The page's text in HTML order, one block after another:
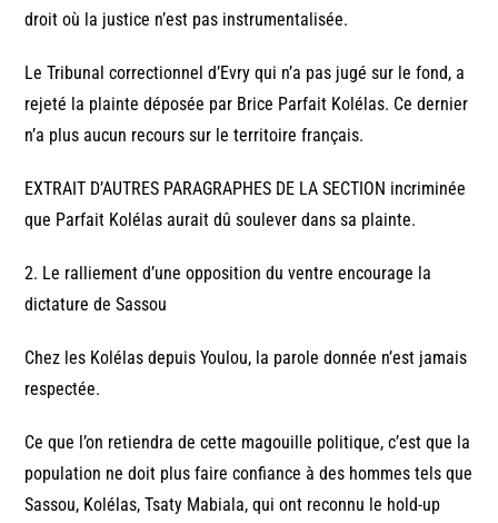
droit où la justice n’est pas instrumentalisée.
Le Tribunal correctionnel d’Evry qui n’a pas jugé sur le fond, a
rejeté la plainte déposée par Brice Parfait Kolélas. Ce dernier
n’a plus aucun recours sur le territoire français.
EXTRAIT D’AUTRES PARAGRAPHES DE LA SECTION incriminée
que Parfait Kolélas aurait dû soulever dans sa plainte.
2. Le ralliement d’une opposition du ventre encourage la
dictature de Sassou
Chez les Kolélas depuis Youlou, la parole donnée n’est jamais
respectée.
Ce que l’on retiendra de cette magouille politique, c’est que la
population ne doit plus faire confiance à des hommes tels que
Sassou, Kolélas, Tsaty Mabiala, qui ont reconnu le hold-up